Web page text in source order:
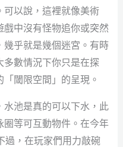
可以說，這裡就像美術
中沒有怪物追你或突然
乎就是幾個迷宮。有時
數情況下你只是在探
閾限空間」的呈現。
水池是真的可以下水，此
圈等可互動物件。在今年
過，在玩家們用力敲碗